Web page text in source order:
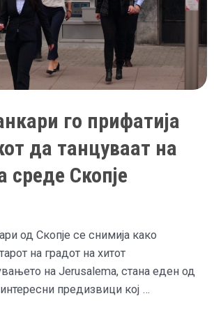
го прифатија
да танцуваат на
среде Скопје
од Скопје се снимија како
на градот на хитот
на Jerusalema, стана еден од
предизвици кој …